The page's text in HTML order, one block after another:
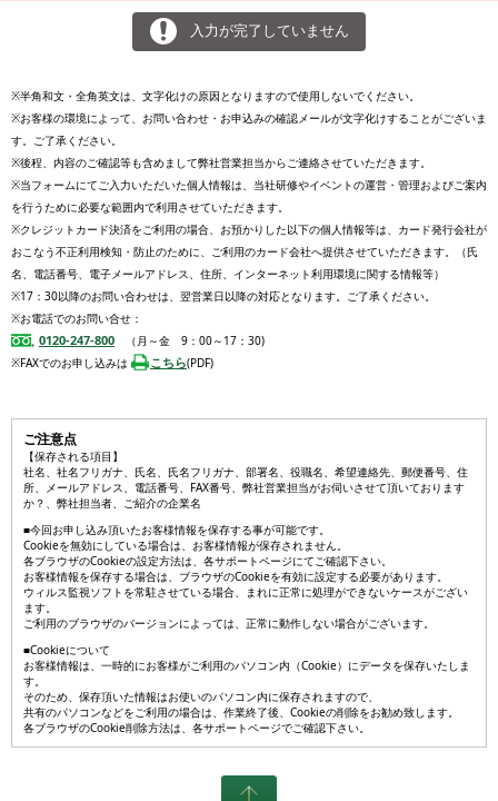
入力が完了していません
※半角和文・全角英文は、文字化けの原因となりますので使用しないでください。
※お客様の環境によって、お問い合わせ・お申込みの確認メールが文字化けすることがございま
す。ご了承ください。
※後程、内容のご確認等も含めまして弊社営業担当からご連絡させていただきます。
※当フォームにてご入力いただいた個人情報は、当社研修やイベントの運営・管理およびご案内
を行うために必要な範囲内で利用させていただきます。
※クレジットカード決済をご利用の場合、お預かりした以下の個人情報等は、カード発行会社が
おこなう不正利用検知・防止のために、ご利用のカード会社へ提供させていただきます。（氏
名、電話番号、電子メールアドレス、住所、インターネット利用環境に関する情報等）
※17：30以降のお問い合わせは、翌営業日以降の対応となります。ご了承ください。
※お電話でのお問い合せ：
0120-247-800 （月～金 9：00～17：30)
※FAXでのお申し込みは
こちら(PDF)
ご注意点
【保存される項目】
社名、社名フリガナ、氏名、氏名フリガナ、部署名、役職名、希望連絡先、郵便番号、住
所、メールアドレス、電話番号、FAX番号、弊社営業担当がお伺いさせて頂いております
か？、弊社担当者、ご紹介の企業名
■今回お申し込み頂いたお客様情報を保存する事が可能です。
Cookieを無効にしている場合は、お客様情報が保存されません。
各ブラウザのCookieの設定方法は、各サポートページにてご確認下さい。
お客様情報を保存する場合は、ブラウザのCookieを有効に設定する必要があります。
ウィルス監視ソフトを常駐させている場合、まれに正常に処理ができないケースがござい
ます。
ご利用のブラウザのバージョンによっては、正常に動作しない場合がございます。
■Cookieについて
お客様情報は、一時的にお客様がご利用のパソコン内（Cookie）にデータを保存いたしま
す。
そのため、保存頂いた情報はお使いのパソコン内に保存されますので、
共有のパソコンなどをご利用の場合は、作業終了後、Cookieの削除をお勧め致します。
各ブラウザのCookie削除方法は、各サポートページでご確認下さい。